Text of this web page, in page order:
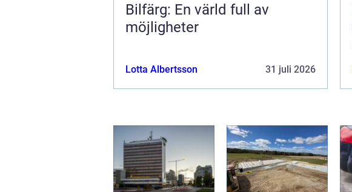
Bilfärg: En värld full av
möjligheter
Lotta Albertsson 31 juli 2026